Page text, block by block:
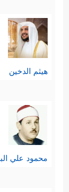
هيثم الدخين
محمود علي